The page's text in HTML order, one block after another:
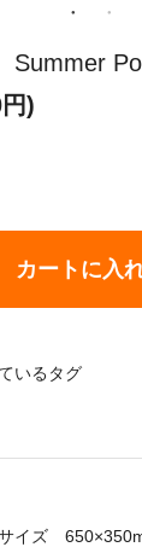
Summer
)
カートに入
いるタグ
イズ